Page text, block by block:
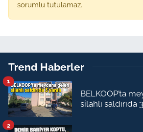
sorumlu tutulamaz.
Trend Haberler
BELKOOP’ta
silahlı saldırıda
1
2